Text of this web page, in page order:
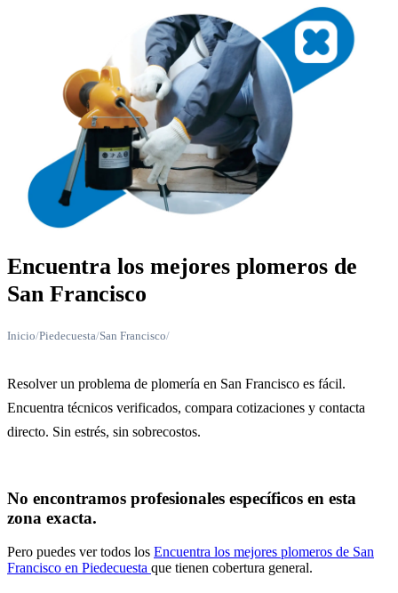
Encuentra los mejores plomeros de
San Francisco
Inicio/Piedecuesta/San Francisco/
Resolver un problema de plomería en San Francisco es fácil.
Encuentra técnicos verificados, compara cotizaciones y contacta
directo. Sin estrés, sin sobrecostos.
No encontramos profesionales específicos en esta
zona exacta.
Pero puedes ver todos los Encuentra los mejores plomeros de San
Francisco en Piedecuesta que tienen cobertura general.